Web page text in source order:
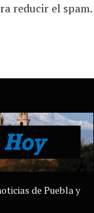
reducir el spam.
de Puebla y